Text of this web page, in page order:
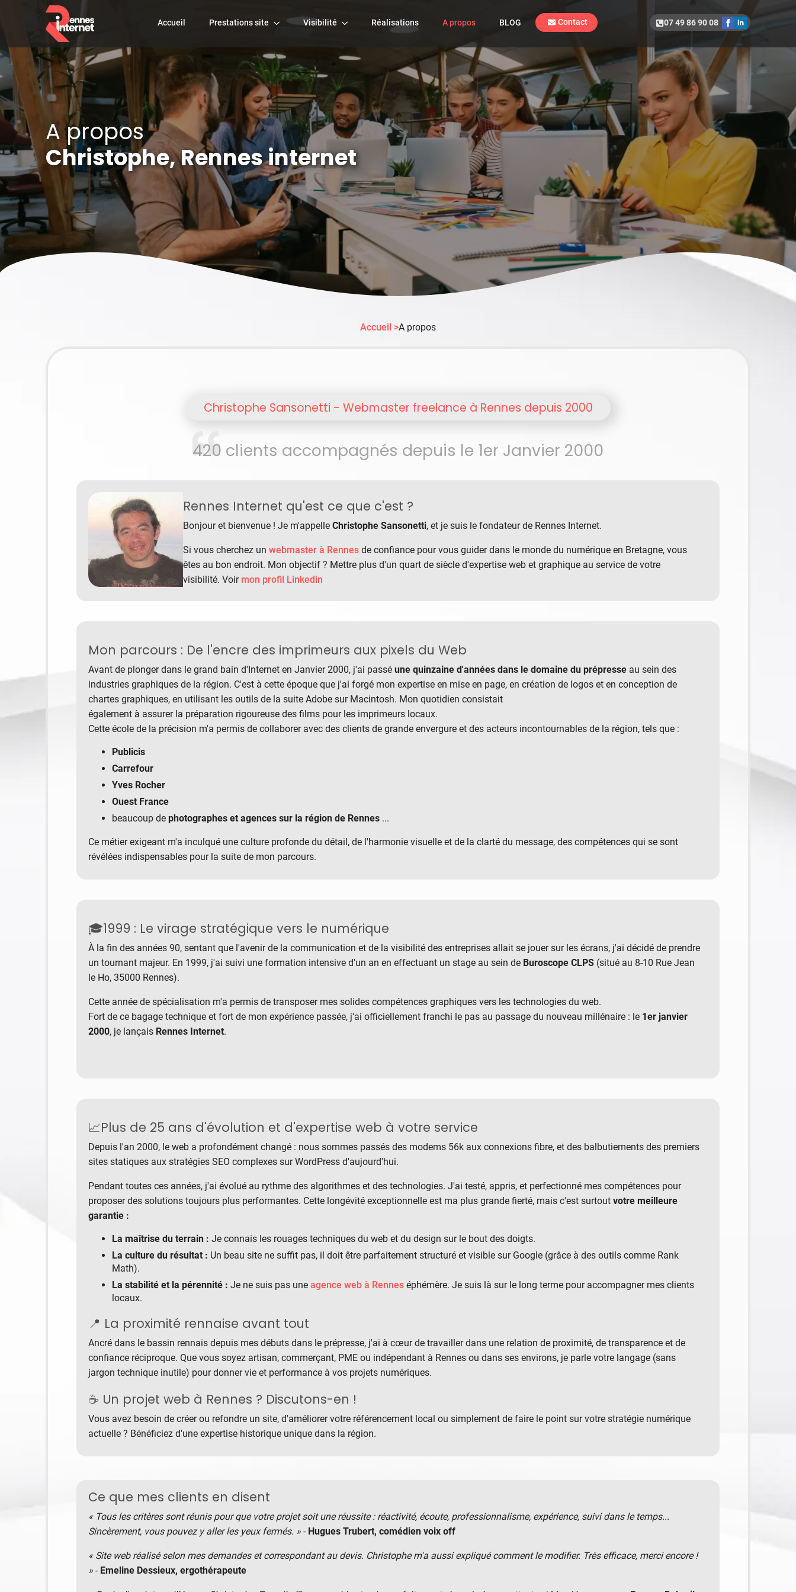
Accueil Prestations site Visibilité Réalisations A propos BLOG Contact 07 49 86 90 08
A propos
Christophe, Rennes internet
Accueil >A propos
Christophe Sansonetti - Webmaster freelance à Rennes depuis 2000
420 clients accompagnés depuis le 1er Janvier 2000
Rennes Internet qu'est ce que c'est ?
Bonjour et bienvenue ! Je m'appelle Christophe Sansonetti, et je suis le fondateur de Rennes Internet.
Si vous cherchez un webmaster à Rennes de confiance pour vous guider dans le monde du numérique en Bretagne, vous
êtes au bon endroit. Mon objectif ? Mettre plus d'un quart de siècle d'expertise web et graphique au service de votre
visibilité. Voir mon profil Linkedin
️Mon parcours : De l'encre des imprimeurs aux pixels du Web
Avant de plonger dans le grand bain d'Internet en Janvier 2000, j'ai passé une quinzaine d'années dans le domaine du prépresse au sein des
industries graphiques de la région. C'est à cette époque que j'ai forgé mon expertise en mise en page, en création de logos et en conception de
chartes graphiques, en utilisant les outils de la suite Adobe sur Macintosh. Mon quotidien consistait
également à assurer la préparation rigoureuse des films pour les imprimeurs locaux.
Cette école de la précision m'a permis de collaborer avec des clients de grande envergure et des acteurs incontournables de la région, tels que :
Publicis
Carrefour
Yves Rocher
Ouest France
beaucoup de photographes et agences sur la région de Rennes ...
Ce métier exigeant m'a inculqué une culture profonde du détail, de l'harmonie visuelle et de la clarté du message, des compétences qui se sont
révélées indispensables pour la suite de mon parcours.
🎓1999 : Le virage stratégique vers le numérique
À la fin des années 90, sentant que l'avenir de la communication et de la visibilité des entreprises allait se jouer sur les écrans, j'ai décidé de prendre
un tournant majeur. En 1999, j'ai suivi une formation intensive d'un an en effectuant un stage au sein de Buroscope CLPS (situé au 8-10 Rue Jean
le Ho, 35000 Rennes).
Cette année de spécialisation m'a permis de transposer mes solides compétences graphiques vers les technologies du web.
Fort de ce bagage technique et fort de mon expérience passée, j'ai officiellement franchi le pas au passage du nouveau millénaire : le 1er janvier
2000, je lançais Rennes Internet.
📈Plus de 25 ans d'évolution et d'expertise web à votre service
Depuis l'an 2000, le web a profondément changé : nous sommes passés des modems 56k aux connexions fibre, et des balbutiements des premiers
sites statiques aux stratégies SEO complexes sur WordPress d'aujourd'hui.
Pendant toutes ces années, j'ai évolué au rythme des algorithmes et des technologies. J'ai testé, appris, et perfectionné mes compétences pour
proposer des solutions toujours plus performantes. Cette longévité exceptionnelle est ma plus grande fierté, mais c'est surtout votre meilleure
garantie :
La maîtrise du terrain : Je connais les rouages techniques du web et du design sur le bout des doigts.
La culture du résultat : Un beau site ne suffit pas, il doit être parfaitement structuré et visible sur Google (grâce à des outils comme Rank
Math).
La stabilité et la pérennité : Je ne suis pas une agence web à Rennes éphémère. Je suis là sur le long terme pour accompagner mes clients
locaux.
📍 La proximité rennaise avant tout
Ancré dans le bassin rennais depuis mes débuts dans le prépresse, j'ai à cœur de travailler dans une relation de proximité, de transparence et de
confiance réciproque. Que vous soyez artisan, commerçant, PME ou indépendant à Rennes ou dans ses environs, je parle votre langage (sans
jargon technique inutile) pour donner vie et performance à vos projets numériques.
☕ Un projet web à Rennes ? Discutons-en !
Vous avez besoin de créer ou refondre un site, d'améliorer votre référencement local ou simplement de faire le point sur votre stratégie numérique
actuelle ? Bénéficiez d'une expertise historique unique dans la région.
Ce que mes clients en disent
« Tous les critères sont réunis pour que votre projet soit une réussite : réactivité, écoute, professionnalisme, expérience, suivi dans le temps...
Sincèrement, vous pouvez y aller les yeux fermés. » - Hugues Trubert, comédien voix off
« Site web réalisé selon mes demandes et correspondant au devis. Christophe m'a aussi expliqué comment le modifier. Très efficace, merci encore !
» - Emeline Dessieux, ergothérapeute